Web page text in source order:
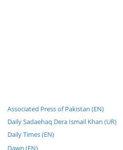
Associated Press of Pakistan (EN)
Daily Sadaehaq Dera Ismail Khan (UR)
Daily Times (EN)
Dawn (EN)